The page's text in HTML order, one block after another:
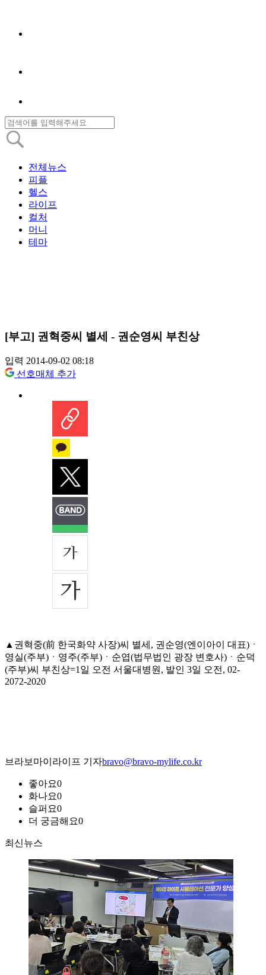
전체뉴스
피플
헬스
라이프
컬처
머니
테마
[부고] 권혁중씨 별세 - 권순영씨 부친상
입력 2014-09-02 08:18
선호매체 추가
▲권혁중(前 한국화약 사장)씨 별세, 권순영(엔이아이 대표)ㆍ
영실(주부)ㆍ영주(주부)ㆍ순엽(법무법인 광장 변호사)ㆍ순덕
(주부)씨 부친상=1일 오전 서울대병원, 발인 3일 오전, 02-
2072-2020
브라보마이라이프 기자bravo@bravo-mylife.co.kr
좋아요0
화나요0
슬퍼요0
더 궁금해요0
최신뉴스